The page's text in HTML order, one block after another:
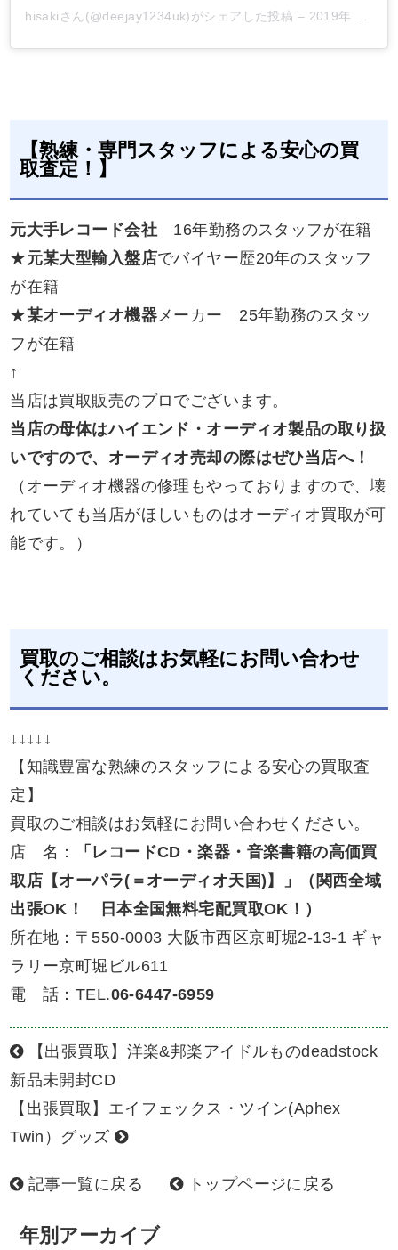
hisakiさん(@deejay1234uk)がシェアした投稿 – 2019年 8月月18日午前2時18分PDT
【熟練・専門スタッフによる安心の買
取査定！】
元大手レコード会社16年勤務のスタッフが在籍
★元某大型輸入盤店でバイヤー歴20年のスタッフ
が在籍
★某オーディオ機器 メーカー 25年勤務のスタッ
フが在籍
↑
当店は買取販売のプロでございます。
当店の母体はハイエンド・オーディオ製品の取り扱
いですので、オーディオ売却の際はぜひ当店へ！
（オーディオ機器の修理もやっておりますので、壊
れていても当店がほしいものはオーディオ買取が可
能です。）
買取のご相談はお気軽にお問い合わせ
ください。
↓↓↓↓↓
【知識豊富な熟練のスタッフによる安心の買取査
定】
買取のご相談はお気軽にお問い合わせください。
店 名：
「レコードCD・楽器・音楽書籍の高価買
取店【オーパラ(＝オーディオ天国)】」（関西全域
出張OK！ 日本全国無料宅配買取OK！）
所在地：〒550-0003 大阪市西区京町堀2-13-1 ギャ
ラリー京町堀ビル611
電 話：TEL.06-6447-6959
【出張買取】洋楽&邦楽アイドルものdeadstock
新品未開封CD
【出張買取】エイフェックス・ツイン(Aphex
Twin）グッズ
記事一覧に戻る トップページに戻る
年別アーカイブ